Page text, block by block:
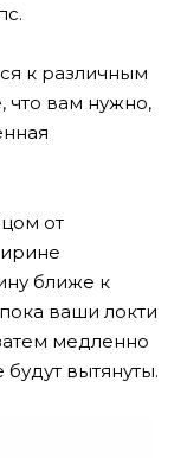
к различным
что вам нужно,
от
ближе к
ваши локти
медленно
вытянуты.